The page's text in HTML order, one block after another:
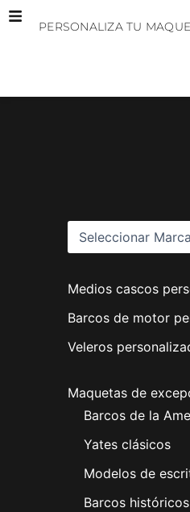
PERSONALIZA TU
Medios cascos
Barcos de motor
Veleros
Maquetas de
Barcos de la
Yates clásicos
Modelos de
Barcos históricos